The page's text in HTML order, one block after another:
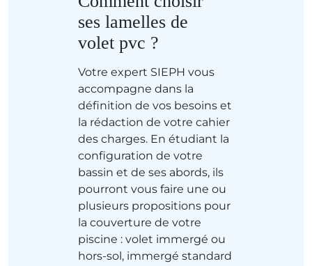
ses lamelles de
volet pvc ?
Votre expert SIEPH vous
accompagne dans la
définition de vos besoins et
la rédaction de votre cahier
des charges. En étudiant la
configuration de votre
bassin et de ses abords, ils
pourront vous faire une ou
plusieurs propositions pour
la couverture de votre
piscine : volet immergé ou
hors-sol, immergé standard